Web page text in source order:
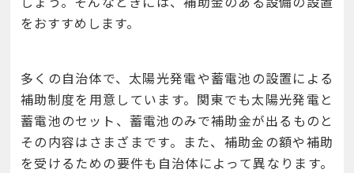
をおすすめします。
多くの自治体で、太陽光発電や蓄電池の設置による
補助制度を用意しています。関東でも太陽光発電と
蓄電池のセット、蓄電池のみで補助金が出るものと
その内容はさまざまです。また、補助金の額や補助
を受けるための要件も自治体によって異なります。